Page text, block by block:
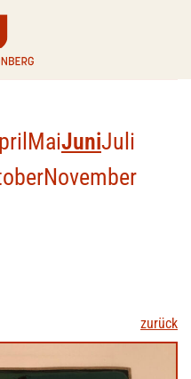
MaiJuniJuli
November
zurück